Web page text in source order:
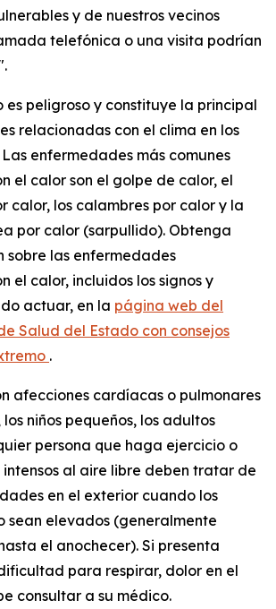
y de nuestros vecinos
telefónica o una visita podrían
es peligroso y constituye la principal
relacionadas con el clima en los
Las enfermedades más comunes
el calor son el golpe de calor, el
calor, los calambres por calor y la
por calor (sarpullido). Obtenga
sobre las enfermedades
el calor, incluidos los signos y
actuar, en la página web del
Salud del Estado con consejos
.
afecciones cardíacas o pulmonares
niños pequeños, los adultos
persona que haga ejercicio o
al aire libre deben tratar de
en el exterior cuando los
sean elevados (generalmente
el anochecer). Si presenta
para respirar, dolor en el
consultar a su médico.